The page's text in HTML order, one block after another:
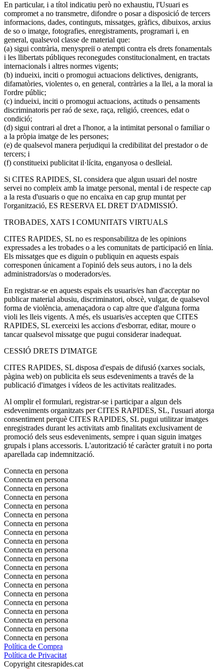
En particular, i a títol indicatiu però no exhaustiu, l'Usuari es
compromet a no transmetre, difondre o posar a disposició de tercers
informacions, dades, continguts, missatges, gràfics, dibuixos, arxius
de so o imatge, fotografies, enregistraments, programari i, en
general, qualsevol classe de material que:
(a) sigui contrària, menyspreiï o atempti contra els drets fonamentals
i les llibertats públiques reconegudes constitucionalment, en tractats
internacionals i altres normes vigents;
(b) indueixi, inciti o promogui actuacions delictives, denigrants,
difamatòries, violentes o, en general, contràries a la llei, a la moral ia
l'ordre públic;
(c) indueixi, inciti o promogui actuacions, actituds o pensaments
discriminatoris per raó de sexe, raça, religió, creences, edat o
condició;
(d) sigui contrari al dret a l'honor, a la intimitat personal o familiar o
a la pròpia imatge de les persones;
(e) de qualsevol manera perjudiqui la credibilitat del prestador o de
tercers; i
(f) constitueixi publicitat il·lícita, enganyosa o deslleial.
Si CITES RAPIDES, SL considera que algun usuari del nostre
servei no compleix amb la imatge personal, mental i de respecte cap
a la resta d'usuaris o que no encaixa en cap grup muntat per
l'organització, ES RESERVA EL DRET D'ADMISSIÓ.
TROBADES, XATS I COMUNITATS VIRTUALS
CITES RAPIDES, SL no es responsabilitza de les opinions
expressades a les trobades o a les comunitats de participació en línia.
Els missatges que es diguin o publiquin en aquests espais
corresponen únicament a l'opinió dels seus autors, i no la dels
administradors/as o moderadors/es.
En registrar-se en aquests espais els usuaris/es han d'acceptar no
publicar material abusiu, discriminatori, obscè, vulgar, de qualsevol
forma de violència, amenaçadora o cap altre que d'alguna forma
violi les lleis vigents. A més, els usuaris/es accepten que CITES
RAPIDES, SL exerceixi les accions d'esborrar, editar, moure o
tancar qualsevol missatge que pugui considerar inadequat.
CESSIÓ DRETS D'IMATGE
CITES RAPIDES, SL disposa d'espais de difusió (xarxes socials,
pàgina web) on publicita els seus esdeveniments a través de la
publicació d'imatges i vídeos de les activitats realitzades.
Al omplir el formulari, registrar-se i participar a algun dels
esdeveniments organitzats per CITES RAPIDES, SL, l'usuari atorga
consentiment perquè CITES RAPIDES, SL pugui utilitzar imatges
enregistrades durant les activitats amb finalitats exclusivament de
promoció dels seus esdeveniments, sempre i quan siguin imatges
grupals i plans accessoris. L'autorització té caràcter gratuït i no porta
aparellada cap indemnització.
Connecta en persona
Connecta en persona
Connecta en persona
Connecta en persona
Connecta en persona
Connecta en persona
Connecta en persona
Connecta en persona
Connecta en persona
Connecta en persona
Connecta en persona
Connecta en persona
Connecta en persona
Connecta en persona
Connecta en persona
Connecta en persona
Connecta en persona
Connecta en persona
Connecta en persona
Connecta en persona
Política de Compra
Política de Privacitat
Copyright citesrapides.cat